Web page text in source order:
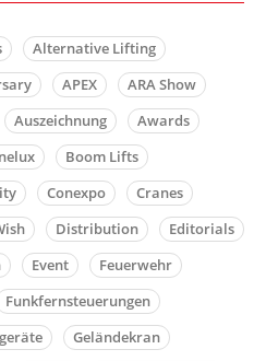
Alternative Lifting
APEX
ARA Show
Auszeichnung
Awards
Boom Lifts
Conexpo
Cranes
Distribution
Editorials
Event
Feuerwehr
Funkfernsteuerungen
Geländekran